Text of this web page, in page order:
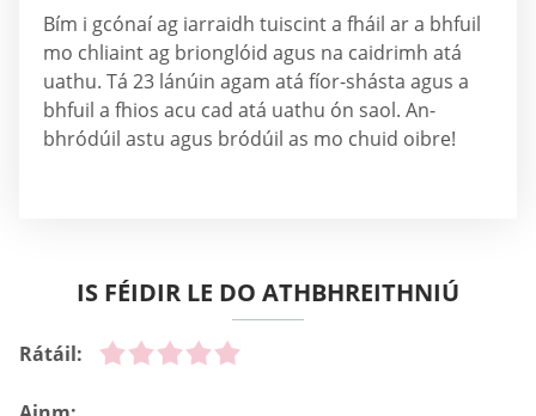
Bím i gcónaí ag iarraidh tuiscint a fháil ar a bhfuil
mo chliaint ag brionglóid agus na caidrimh atá
uathu. Tá 23 lánúin agam atá fíor-shásta agus a
bhfuil a fhios acu cad atá uathu ón saol. An-
bhródúil astu agus bródúil as mo chuid oibre!
IS FÉIDIR LE DO ATHBHREITHNIÚ
Rátáil: